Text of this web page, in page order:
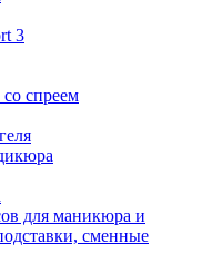
3
спреем
для маникюра и
сменные